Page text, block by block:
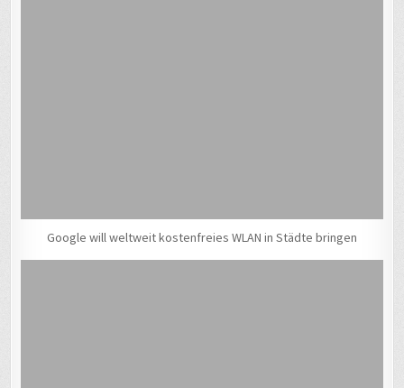
Google will weltweit kostenfreies WLAN in Städte bringen